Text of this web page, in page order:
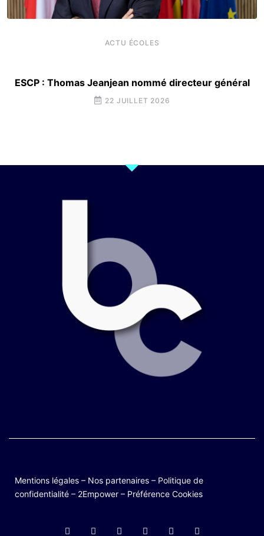
ACTU ÉCOLES
ESCP : Thomas Jeanjean nommé directeur général
22 JUILLET 2026
Mentions légales – Nos partenaires – Politique de
confidentialité – 2Empower – Préférence Cookies